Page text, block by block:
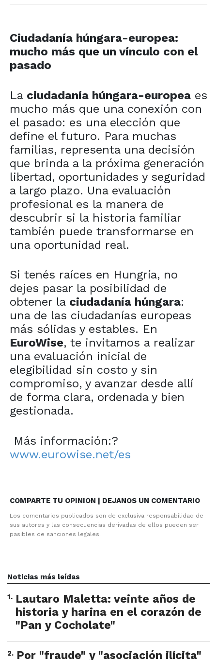
Ciudadanía húngara-europea:
mucho más que un vínculo con el
pasado
La ciudadanía húngara-europea es
mucho más que una conexión con
el pasado: es una elección que
define el futuro. Para muchas
familias, representa una decisión
que brinda a la próxima generación
libertad, oportunidades y seguridad
a largo plazo. Una evaluación
profesional es la manera de
descubrir si la historia familiar
también puede transformarse en
una oportunidad real.
Si tenés raíces en Hungría, no
dejes pasar la posibilidad de
obtener la ciudadanía húngara:
una de las ciudadanías europeas
más sólidas y estables. En
EuroWise, te invitamos a realizar
una evaluación inicial de
elegibilidad sin costo y sin
compromiso, y avanzar desde allí
de forma clara, ordenada y bien
gestionada.
?
Más información:
www.eurowise.net/es
COMPARTE TU OPINION | DEJANOS UN COMENTARIO
Los comentarios publicados son de exclusiva responsabilidad de
sus autores y las consecuencias derivadas de ellos pueden ser
pasibles de sanciones legales.
Noticias más leídas
1. Lautaro Maletta: veinte años de
historia y harina en el corazón de
"Pan y Cocholate"
2. Por "fraude" y "asociación ilícita"